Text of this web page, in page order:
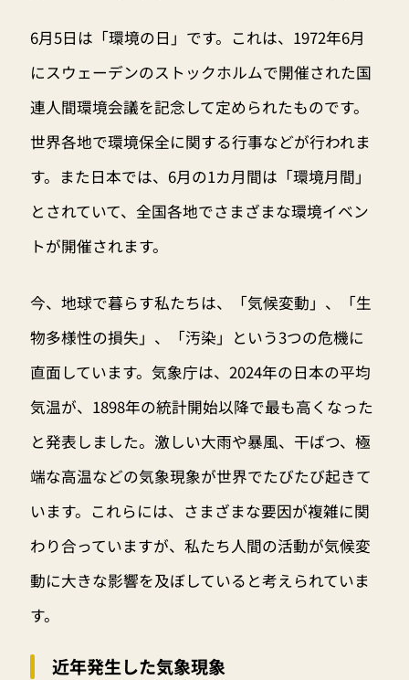
6月5日は「環境の日」です。これは、1972年6月
にスウェーデンのストックホルムで開催された国
連人間環境会議を記念して定められたものです。
世界各地で環境保全に関する行事などが行われま
す。また日本では、6月の1カ月間は「環境月間」
とされていて、全国各地でさまざまな環境イベン
トが開催されます。
今、地球で暮らす私たちは、「気候変動」、「生
物多様性の損失」、「汚染」という3つの危機に
直面しています。気象庁は、2024年の日本の平均
気温が、1898年の統計開始以降で最も高くなった
と発表しました。激しい大雨や暴風、干ばつ、極
端な高温などの気象現象が世界でたびたび起きて
います。これらには、さまざまな要因が複雑に関
わり合っていますが、私たち人間の活動が気候変
動に大きな影響を及ぼしていると考えられていま
す。
近年発生した気象現象